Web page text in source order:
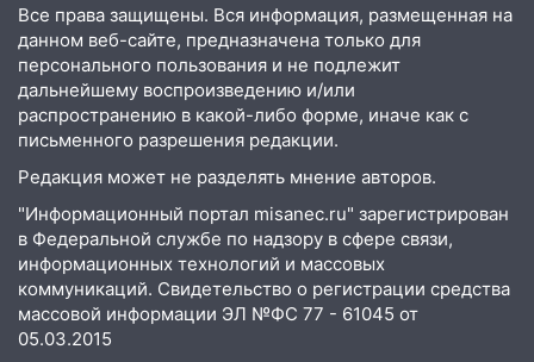
13:00 Водитель без прав врезался в
припаркованный автомобиль
12:37 Переезжал «зебру» на
велосипеде и попал под колеса
12:18
Вспыхнул изнутри: в
Железнодорожном районе горела дача
11:33 В Засвияжье под колёса авто
попал мужчина
11:17
В Радищевском районе сгорели
хозяйственные постройки
Все права защищены. Вся информация, размещенная на
данном веб-сайте, предназначена только для
персонального пользования и не подлежит
дальнейшему воспроизведению и/или
распространению в какой-либо форме, иначе как с
письменного разрешения редакции.
Редакция может не разделять мнение авторов.
"Информационный портал misanec.ru" зарегистрирован
в Федеральной службе по надзору в сфере связи,
информационных технологий и массовых
коммуникаций. Свидетельство о регистрации средства
массовой информации ЭЛ №ФС 77 - 61045 от
05.03.2015